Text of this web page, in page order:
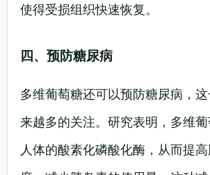
使得受损组织快速恢复。
四、预防糖尿病
多维葡萄糖还可以预防糖尿病，
来越多的关注。研究表明，多维
人体的酸素化磷酸化酶，从而提